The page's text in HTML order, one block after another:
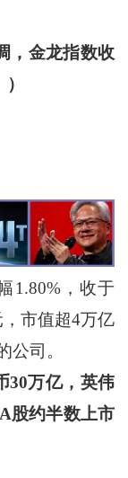
，金龙指数收
，收于
市值超4万亿
公司。
30万亿，英伟
股约半数上市